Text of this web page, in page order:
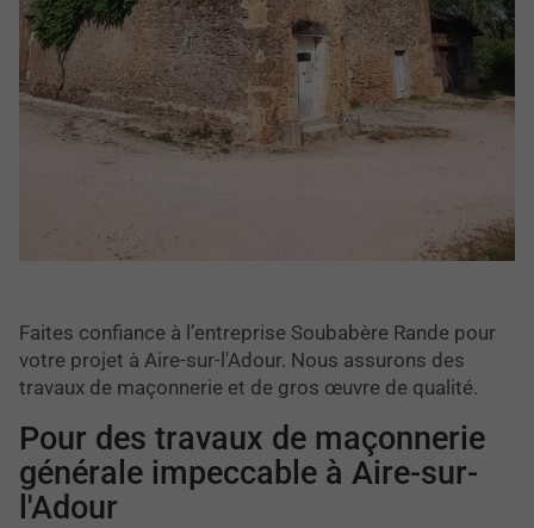
Faites confiance à l’entreprise Soubabère Rande pour
votre projet à Aire-sur-l'Adour. Nous assurons des
travaux de maçonnerie et de gros œuvre de qualité.
Pour des travaux de maçonnerie
générale impeccable à Aire-sur-
l'Adour